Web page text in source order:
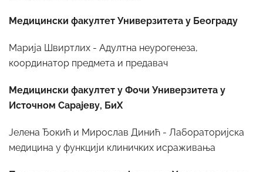
Медицински факултет Универзитета у Београду
Марија Швиртлих - Адултна неурогенеза,
координатор предмета и предавач
Медицински факултет у Фочи Универзитета у
Источном Сарајеву, БиХ
Јелена Ђокић и Мирослав Динић - Лабораторијска
медицина у функцији клиничких исраживања